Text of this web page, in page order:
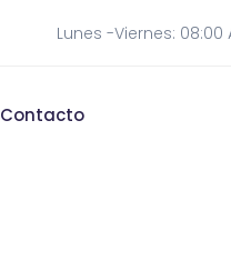
Lunes -Viernes: 08:00
Contacto